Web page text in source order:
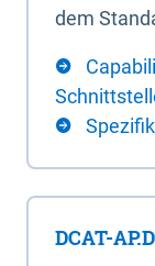
dem
DCAT-